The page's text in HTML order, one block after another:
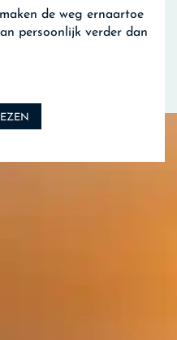
de weg ernaartoe
persoonlijk verder dan